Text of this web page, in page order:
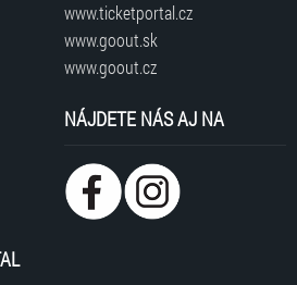
www.ticketportal.cz
www.goout.sk
www.goout.cz
NÁJDETE NÁS AJ NA